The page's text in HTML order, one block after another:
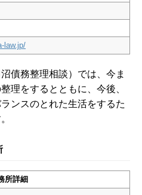
law.jp/
債務整理相談）では、今ま
理をするとともに、今後、
ンスのとれた生活をするた
所詳細